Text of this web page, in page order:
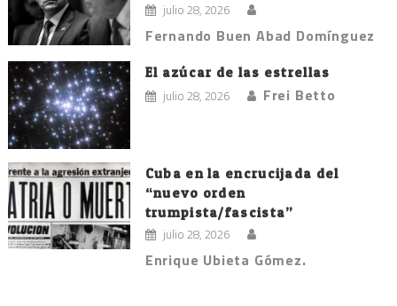
julio 28, 2026
Fernando Buen Abad Domínguez
El azúcar de las estrellas
julio 28, 2026 Frei Betto
Cuba en la encrucijada del
“nuevo orden
trumpista/fascista”
julio 28, 2026
Enrique Ubieta Gómez.